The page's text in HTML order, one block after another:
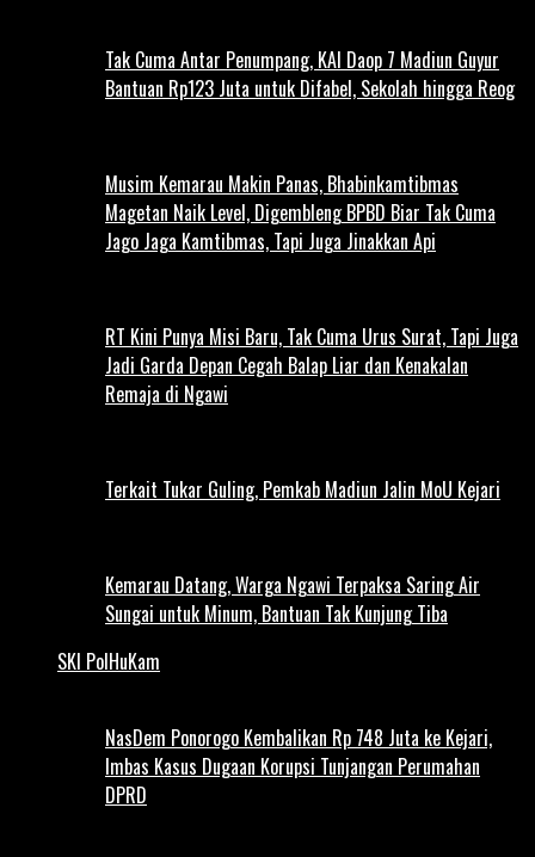
Tak Cuma Antar Penumpang, KAI Daop 7 Madiun Guyur
Bantuan Rp123 Juta untuk Difabel, Sekolah hingga Reog
Musim Kemarau Makin Panas, Bhabinkamtibmas
Magetan Naik Level, Digembleng BPBD Biar Tak Cuma
Jago Jaga Kamtibmas, Tapi Juga Jinakkan Api
RT Kini Punya Misi Baru, Tak Cuma Urus Surat, Tapi Juga
Jadi Garda Depan Cegah Balap Liar dan Kenakalan
Remaja di Ngawi
Terkait Tukar Guling, Pemkab Madiun Jalin MoU Kejari
Kemarau Datang, Warga Ngawi Terpaksa Saring Air
Sungai untuk Minum, Bantuan Tak Kunjung Tiba
SKI PolHuKam
NasDem Ponorogo Kembalikan Rp 748 Juta ke Kejari,
Imbas Kasus Dugaan Korupsi Tunjangan Perumahan
DPRD